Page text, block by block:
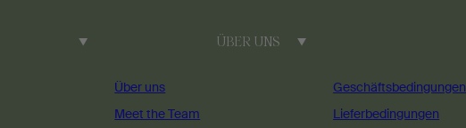
ÜBER UNS
Über uns
Meet the Team
Geschäftsbedingungen
Lieferbedingungen